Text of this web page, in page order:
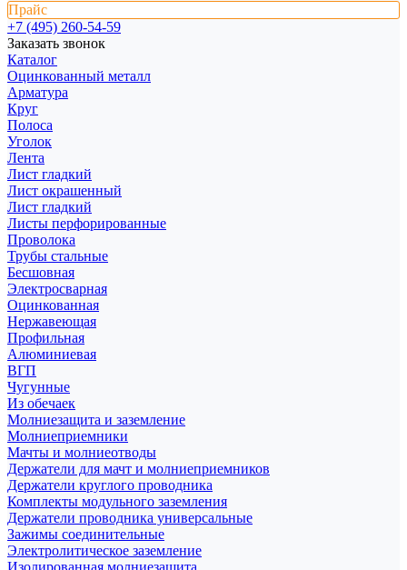
Прайс
+7 (495) 260-54-59
Заказать звонок
Каталог
Оцинкованный металл
Арматура
Круг
Полоса
Уголок
Лента
Лист гладкий
Лист окрашенный
Лист гладкий
Листы перфорированные
Проволока
Трубы стальные
Бесшовная
Электросварная
Оцинкованная
Нержавеющая
Профильная
Алюминиевая
ВГП
Чугунные
Из обечаек
Молниезащита и заземление
Молниеприемники
Мачты и молниеотводы
Держатели для мачт и молниеприемников
Держатели круглого проводника
Комплекты модульного заземления
Держатели проводника универсальные
Зажимы соединительные
Электролитическое заземление
Изолированная молниезащита